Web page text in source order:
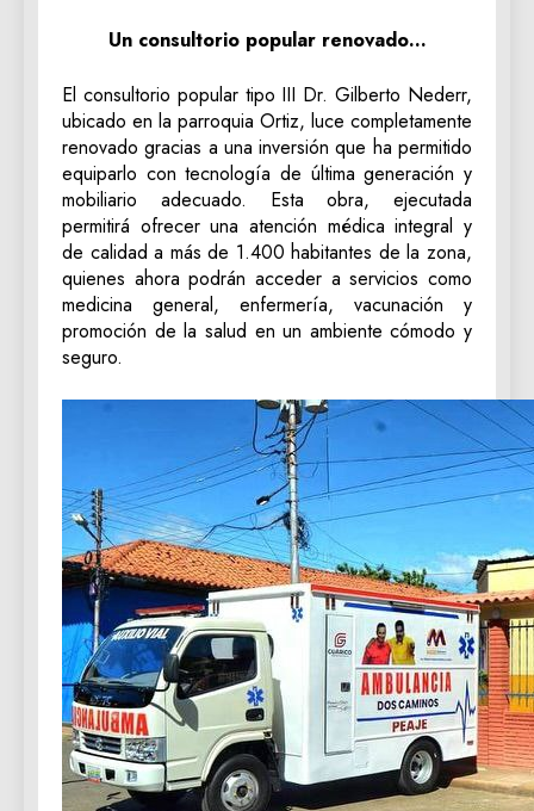
Un consultorio popular renovado…
El consultorio popular tipo III Dr. Gilberto Nederr,
ubicado en la parroquia Ortiz, luce completamente
renovado gracias a una inversión que ha permitido
equiparlo con tecnología de última generación y
mobiliario adecuado. Esta obra, ejecutada
permitirá ofrecer una atención médica integral y
de calidad a más de 1.400 habitantes de la zona,
quienes ahora podrán acceder a servicios como
medicina general, enfermería, vacunación y
promoción de la salud en un ambiente cómodo y
seguro.